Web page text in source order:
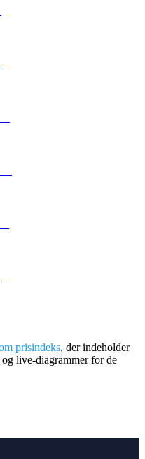
prisindeks, der indeholder
live-diagrammer for de